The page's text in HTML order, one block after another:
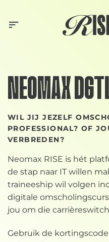
NEOMAX
WIL JIJ JEZELF
PROFESSIONAL? OF
VERBREDEN?
Neomax RISE is hét
de stap naar IT willen
traineeship wil volgen
digitale
jou om die
Gebruik de